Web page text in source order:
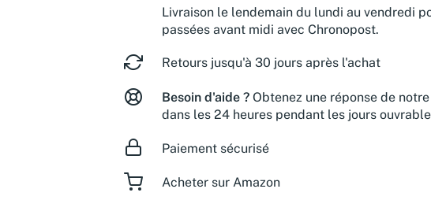
Livraison le lendemain du lundi au vendredi
passées avant midi avec Chronopost.
Retours jusqu'à 30 jours après l'achat
Besoin d'aide ? Obtenez une réponse de
dans les 24 heures pendant les jours
Paiement sécurisé
Acheter sur Amazon